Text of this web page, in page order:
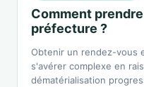
Comment
préfecture ?
Obtenir un rendez-vous
s'avérer complexe en
dématérialisation